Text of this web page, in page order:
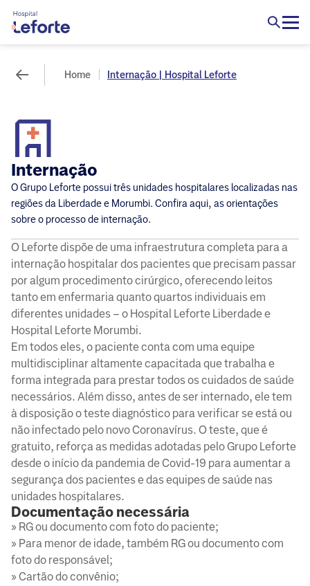
Home Internação | Hospital Leforte
Internação
O Grupo Leforte possui três unidades hospitalares localizadas nas
regiões da Liberdade e Morumbi. Confira aqui, as orientações
sobre o processo de internação.
O Leforte dispõe de uma infraestrutura completa para a
internação hospitalar dos pacientes que precisam passar
por algum procedimento cirúrgico, oferecendo leitos
tanto em enfermaria quanto quartos individuais em
diferentes unidades – o Hospital Leforte Liberdade e
Hospital Leforte Morumbi.
Em todos eles, o paciente conta com uma equipe
multidisciplinar altamente capacitada que trabalha e
forma integrada para prestar todos os cuidados de saúde
necessários. Além disso, antes de ser internado, ele tem
à disposição o teste diagnóstico para verificar se está ou
não infectado pelo novo Coronavírus. O teste, que é
gratuito, reforça as medidas adotadas pelo Grupo Leforte
desde o início da pandemia de Covid-19 para aumentar a
segurança dos pacientes e das equipes de saúde nas
unidades hospitalares.
Documentação necessária
» RG ou documento com foto do paciente;
» Para menor de idade, também RG ou documento com
foto do responsável;
» Cartão do convênio;